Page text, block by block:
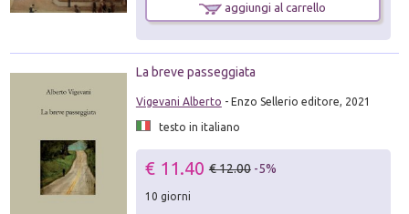
aggiungi al carrello
La breve passeggiata
Vigevani Alberto - Enzo Sellerio editore, 2021
testo in italiano
€ 11.40 € 12.00 -5%
10 giorni